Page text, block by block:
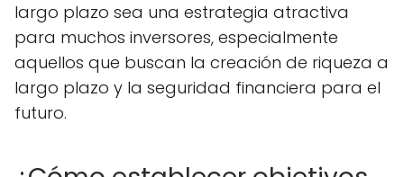
largo plazo sea una estrategia atractiva
para muchos inversores, especialmente
aquellos que buscan la creación de riqueza a
largo plazo y la seguridad financiera para el
futuro.